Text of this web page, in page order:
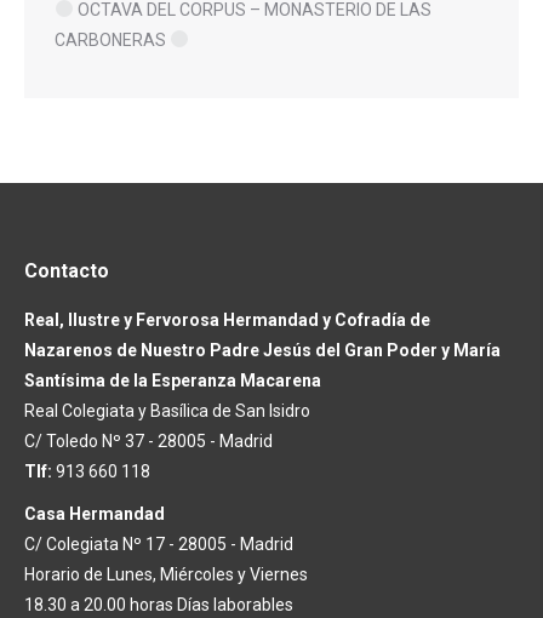
OCTAVA DEL CORPUS – MONASTERIO DE LAS
CARBONERAS
Contacto
Real, Ilustre y Fervorosa Hermandad y Cofradía de
Nazarenos de Nuestro Padre Jesús del Gran Poder y María
Santísima de la Esperanza Macarena
Real Colegiata y Basílica de San Isidro
C/ Toledo Nº 37 - 28005 - Madrid
Tlf: 913 660 118
Casa Hermandad
C/ Colegiata Nº 17 - 28005 - Madrid
Horario de Lunes, Miércoles y Viernes
18.30 a 20.00 horas Días laborables